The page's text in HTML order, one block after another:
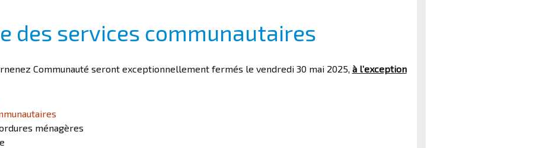
des services communautaires
Communauté seront exceptionnellement fermés le vendredi 30 mai 2025, à l’exception
ménagères